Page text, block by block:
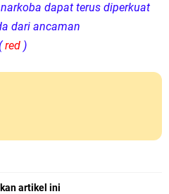
dapat terus diperkuat
dari ancaman
red )
artikel ini